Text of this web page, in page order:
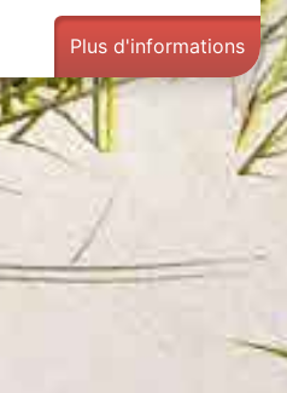
Plus d'informations